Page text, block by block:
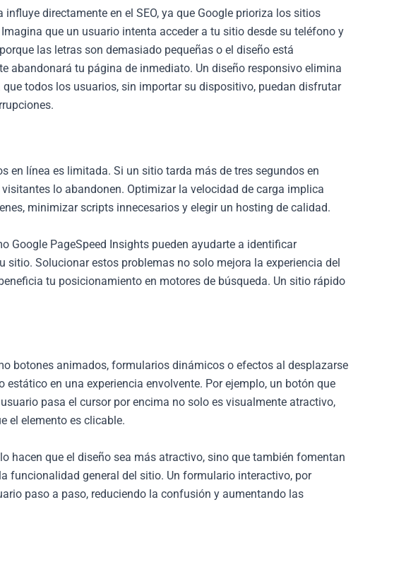
directamente en el SEO, ya que Google prioriza los sitios
que un usuario intenta acceder a tu sitio desde su teléfono y
las letras son demasiado pequeñas o el diseño está
abandonará tu página de inmediato. Un diseño responsivo elimina
todos los usuarios, sin importar su dispositivo, puedan disfrutar
en línea es limitada. Si un sitio tarda más de tres segundos en
lo abandonen. Optimizar la velocidad de carga implica
minimizar scripts innecesarios y elegir un hosting de calidad.
Google PageSpeed Insights pueden ayudarte a identificar
sitio. Solucionar estos problemas no solo mejora la experiencia del
tu posicionamiento en motores de búsqueda. Un sitio rápido
botones animados, formularios dinámicos o efectos al desplazarse
estático en una experiencia envolvente. Por ejemplo, un botón que
pasa el cursor por encima no solo es visualmente atractivo,
el elemento es clicable.
hacen que el diseño sea más atractivo, sino que también fomentan
funcionalidad general del sitio. Un formulario interactivo, por
paso a paso, reduciendo la confusión y aumentando las